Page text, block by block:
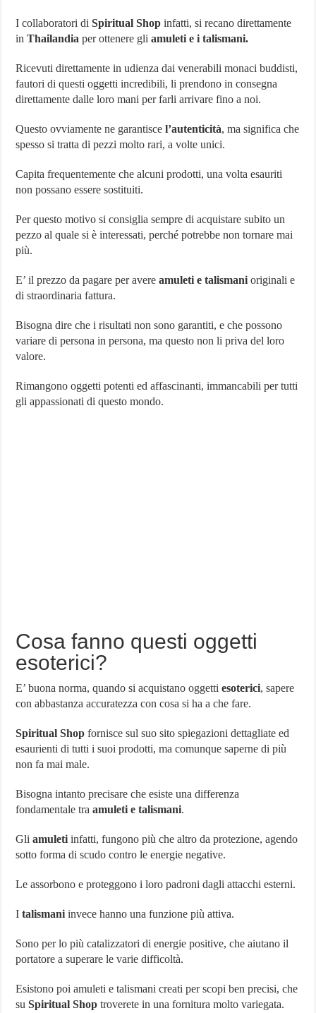
I collaboratori diSpiritual Shop infatti, si recano direttamente
inThailandia per ottenere gli amuleti e i talismani.
Ricevuti direttamente in udienza dai venerabili monaci buddisti,
fautori di questi oggetti incredibili, li prendono in consegna
direttamente dalle loro mani per farli arrivare fino a noi.
Questo ovviamente ne garantiscel’autenticità, ma significa che
spesso si tratta di pezzi molto rari, a volte unici.
Capita frequentemente che alcuni prodotti, una volta esauriti
non possano essere sostituiti.
Per questo motivo si consiglia sempre di acquistare subito un
pezzo al quale si è interessati, perché potrebbe non tornare mai
più.
E’ il prezzo da pagare per avereamuleti e talismanioriginali e
di straordinaria fattura.
Bisogna dire che i risultati non sono garantiti, e che possono
variare di persona in persona, ma questo non li priva del loro
valore.
Rimangono oggetti potenti ed affascinanti, immancabili per tutti
gli appassionati di questo mondo.
Cosa fanno questi oggetti
esoterici?
E’ buona norma, quando si acquistano oggettiesoterici, sapere
con abbastanza accuratezza con cosa si ha a che fare.
Spiritual Shop fornisce sul suo sito spiegazioni dettagliate ed
esaurienti di tutti i suoi prodotti, ma comunque saperne di più
non fa mai male.
Bisogna intanto precisare che esiste una differenza
fondamentale traamuleti e talismani.
Gliamuleti infatti, fungono più che altro da protezione, agendo
sotto forma di scudo contro le energie negative.
Le assorbono e proteggono i loro padroni dagli attacchi esterni.
Italismani invece hanno una funzione più attiva.
Sono per lo più catalizzatori di energie positive, che aiutano il
portatore a superare le varie difficoltà.
Esistono poi amuleti e talismani creati per scopi ben precisi, che
suSpiritual Shoptroverete in una fornitura molto variegata.